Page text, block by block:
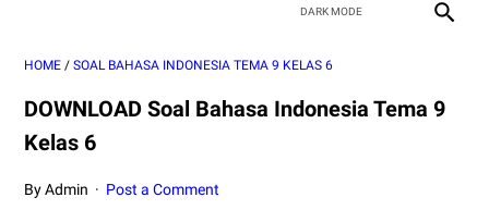
HOME / SOAL BAHASA INDONESIA TEMA 9 KELAS 6
DOWNLOAD Soal Bahasa Indonesia Tema 9
Kelas 6
By Admin Post a Comment